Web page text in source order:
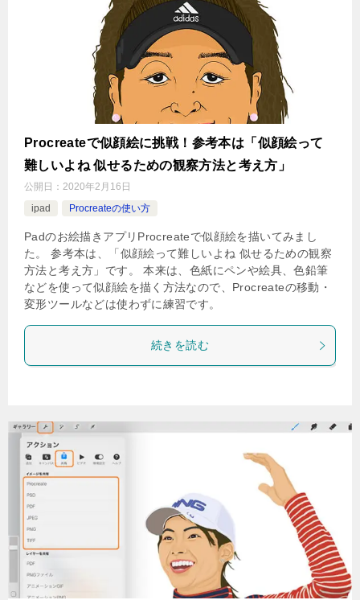
Procreateで似顔絵に挑戦！参考本は「似顔絵って
難しいよね 似せるための観察方法と考え方」
公開日： 2020年2月16日
ipad
Procreateの使い方
Padのお絵描きアプリProcreateで似顔絵を描いてみまし
た。 参考本は、「似顔絵って難しいよね 似せるための観察
方法と考え方」です。 本来は、色紙にペンや絵具、色鉛筆
などを使って似顔絵を描く方法なので、Procreateの移動・
変形ツールなどは使わずに練習です。
続きを読む